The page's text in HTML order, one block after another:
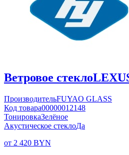
Ветровое стекло
ПроизводительFUYAO GLASS
Код товара00000012148
ТонировкаЗелёное
Акустическое стеклоДа
от 2 420 BYN